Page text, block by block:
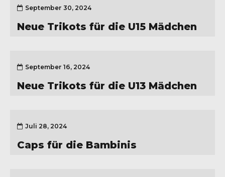
September 30, 2024
Neue Trikots für die U15 Mädchen
September 16, 2024
Neue Trikots für die U13 Mädchen
Juli 28, 2024
Caps für die Bambinis